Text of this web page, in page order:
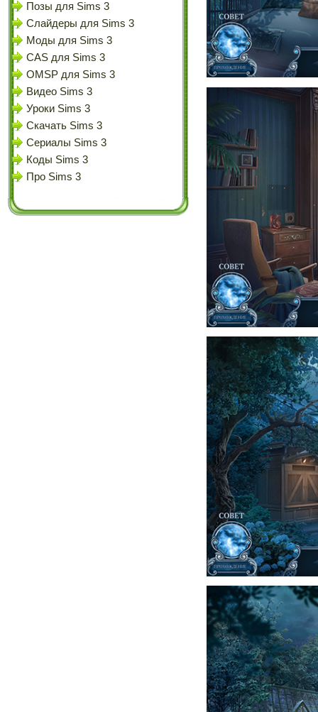
Позы для Sims 3
Слайдеры для Sims 3
Моды для Sims 3
CAS для Sims 3
OMSP для Sims 3
Видео Sims 3
Уроки Sims 3
Скачать Sims 3
Сериалы Sims 3
Коды Sims 3
Про Sims 3